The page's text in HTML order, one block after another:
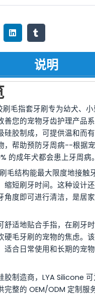
说明
毛指套牙刷专为幼犬、
善您的宠物牙齿护理产品
硅胶制成，可提供温和而有
，帮助预防牙周病--根据
的成年犬都会患上牙周病。
毛结构能最大限度地接触
缩短刷牙时间。这种设计
角度即可进行清洁，是居
舒适地贴合手指，在刷牙
毛牙刷的宠物的焦虑。该
适合日常使用和长期的宠
胶制造商，LYA Silicone
完整的 OEM/ODM 定制服